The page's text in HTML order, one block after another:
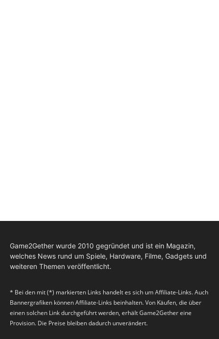
Game2Gether wurde 2010 gegründet und ist ein Magazin,
welches News rund um Spiele, Hardware, Filme, Gadgets und
weiteren Themen veröffentlicht.
* Bei den mit (*) markierten Links handelt es sich um Affiliate-Links. Auch
Bannergrafiken können Affiliate-Links beinhalten. Von Käufen, die über
einen solchen Link durchgeführt werden, erhält Game2Gether eine
Provision. Die Preise bleiben dadurch unverändert.